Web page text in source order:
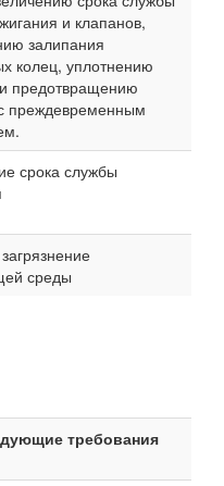
и клапанов,
залипания
колец, уплотнению
предотвращению
преждевременным
срока службы
среды
требования